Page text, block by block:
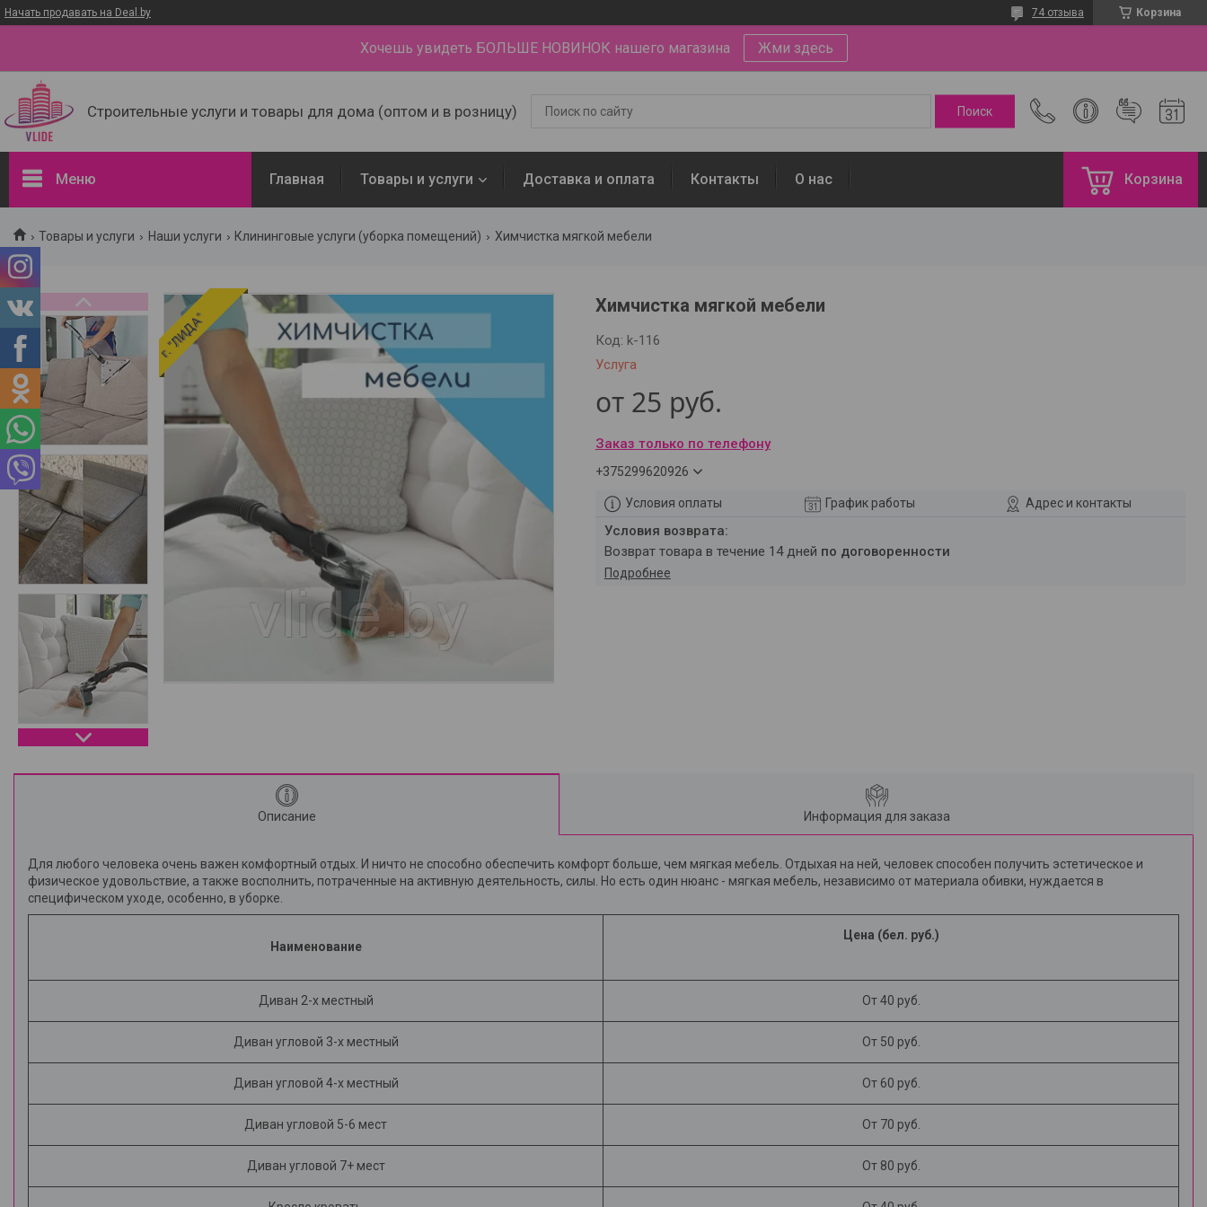
Начать продавать на Deal.by Корзина
74 отзыва
Хочешь увидеть БОЛЬШЕ НОВИНОК нашего магазина Жми здесь
Строительные услуги и товары для дома (оптом и в розницу)
Меню
Доставка и оплата
Наши контакты
О нас
Отзывы о компании
Портфолио - наши работы
Интересные статьи
Главная Товары и услуги Доставка и оплата Контакты О нас Корзина
Товары и услуги Наши услуги Клининговые услуги (уборка помещений) Химчистка мягкой мебели
г. "ЛИДА"
Химчистка мягкой мебели
Услуга
Код: k-116
от 25 руб.
Заказ только по телефону
+375299620926
Условия оплаты График работы Адрес и контакты
возврат товара в течение 14 дней по договоренности
Подробнее
Описание Информация для заказа
Для любого человека очень важен комфортный отдых. И ничто не способно обеспечить комфорт больше, чем мягкая мебель. Отдыхая на ней, человек способен получить эстетическое и
физическое удовольствие, а также восполнить, потраченные на активную деятельность, силы. Но есть один нюанс - мягкая мебель, независимо от материала обивки, нуждается в
специфическом уходе, особенно, в уборке.
Наименование
Цена (бел. руб.)
Диван 2-х местный От 40 руб.
Диван угловой 3-х местный От 50 руб.
Диван угловой 4-х местный От 60 руб.
Диван угловой 5-6 мест От 70 руб.
Диван угловой 7+ мест От 80 руб.